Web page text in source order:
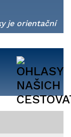
je orientační